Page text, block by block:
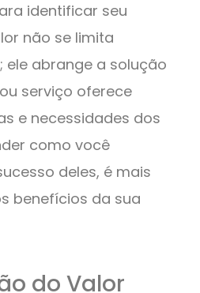
identificar seu
não se limita
ele abrange a solução
serviço oferece
e necessidades dos
como você
deles, é mais
benefícios da sua
do Valor